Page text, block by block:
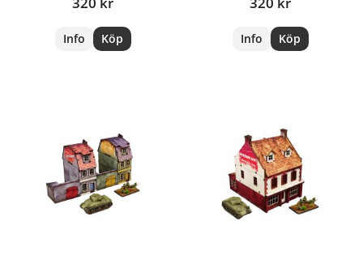
Info Köp Info Köp